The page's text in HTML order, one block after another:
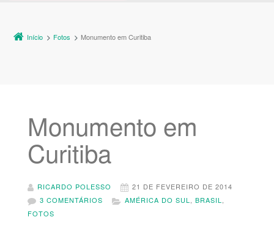
Início Fotos Monumento em Curitiba
Monumento em
Curitiba
RICARDO POLESSO
21 DE FEVEREIRO DE 2014
3 COMENTÁRIOS
AMÉRICA DO SUL, BRASIL,
FOTOS